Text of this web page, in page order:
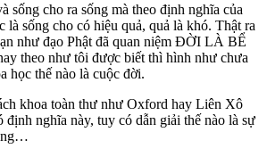
sống cho ra sống mà theo định nghĩa của
là sống cho có hiệu quả, quả là khó. Thật ra
như đạo Phật đã quan niệm ĐỜI LÀ BỂ
theo như tôi được biết thì hình như chưa
học thế nào là cuộc đời.
khoa toàn thư như Oxford hay Liên Xô
định nghĩa này, tuy có dẫn giải thế nào là sự